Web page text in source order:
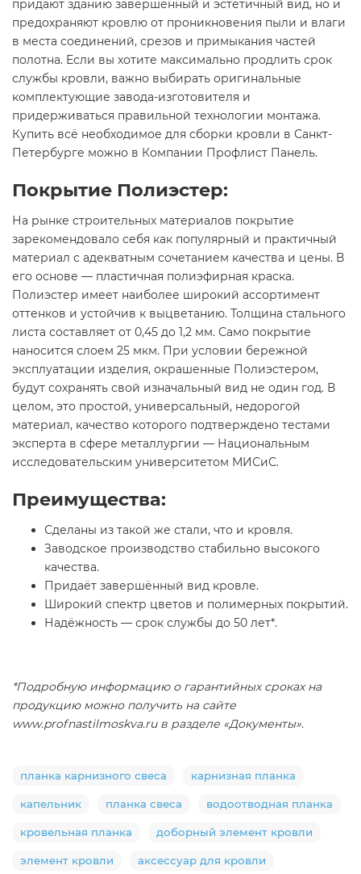
придают зданию завершённый и эстетичный вид, но и
предохраняют кровлю от проникновения пыли и влаги
в места соединений, срезов и примыкания частей
полотна. Если вы хотите максимально продлить срок
службы кровли, важно выбирать оригинальные
комплектующие завода-изготовителя и
придерживаться правильной технологии монтажа.
Купить всё необходимое для сборки кровли в Санкт-
Петербурге можно в Компании Профлист Панель.
Покрытие Полиэстер:
На рынке строительных материалов покрытие
зарекомендовало себя как популярный и практичный
материал с адекватным сочетанием качества и цены. В
его основе — пластичная полиэфирная краска.
Полиэстер имеет наиболее широкий ассортимент
оттенков и устойчив к выцветанию. Толщина стального
листа составляет от 0,45 до 1,2 мм. Само покрытие
наносится слоем 25 мкм. При условии бережной
эксплуатации изделия, окрашенные Полиэстером,
будут сохранять свой изначальный вид не один год. В
целом, это простой, универсальный, недорогой
материал, качество которого подтверждено тестами
эксперта в сфере металлургии — Национальным
исследовательским университетом МИСиС.
Преимущества:
Сделаны из такой же стали, что и кровля.
Заводское производство стабильно высокого
качества.
Придаёт завершённый вид кровле.
Широкий спектр цветов и полимерных покрытий.
Надёжность — срок службы до 50 лет*.
*Подробную информацию о гарантийных сроках на
продукцию можно получить на сайте
www.profnastilmoskva.ru в разделе «Документы».
планка карнизного свеса карнизная планка
капельник планка свеса водоотводная планка
кровельная планка доборный элемент кровли
элемент кровли аксессуар для кровли